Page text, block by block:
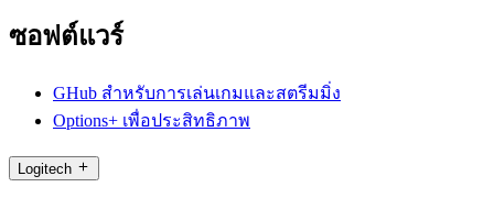
ซอฟต์แวร์
GHub สำหรับการเล่นเกมและสตรีมมิ่ง
Options+ เพื่อประสิทธิภาพ
Logitech